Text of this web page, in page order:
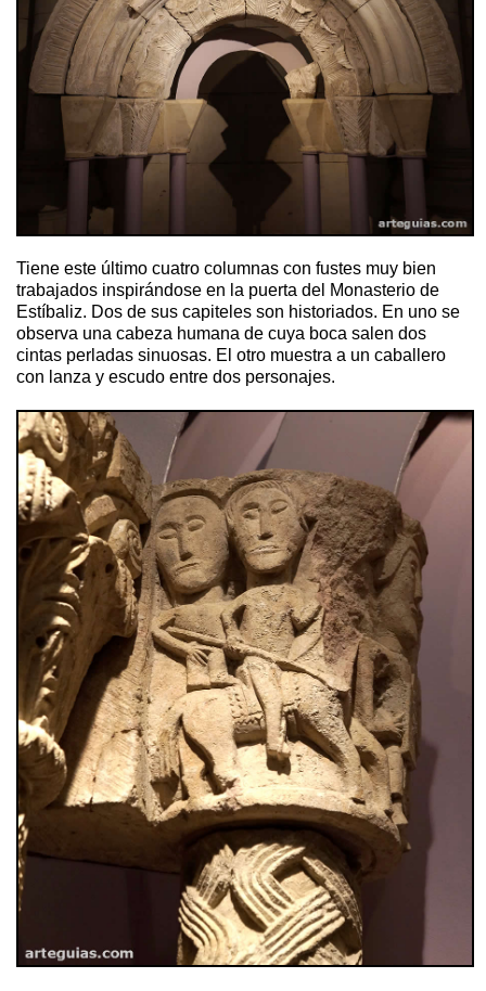
Tiene este último cuatro columnas con fustes muy bien
trabajados inspirándose en la puerta del Monasterio de
Estíbaliz. Dos de sus capiteles son historiados. En uno se
observa una cabeza humana de cuya boca salen dos
cintas perladas sinuosas. El otro muestra a un caballero
con lanza y escudo entre dos personajes.